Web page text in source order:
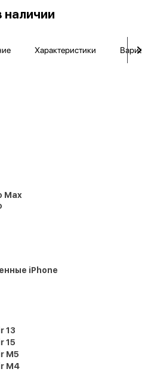
наличии
Характеристики
Max
iPhone
13
15
M5
M4